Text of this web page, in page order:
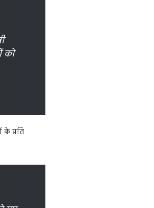
को
प्रति